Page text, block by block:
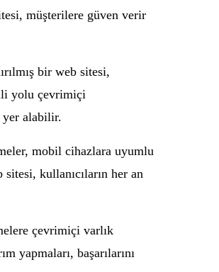
müşterilere güven verir
bir web sitesi,
yolu çevrimiçi
yer alabilir.
mobil cihazlara uyumlu
kullanıcıların her an
çevrimiçi varlık
yapmaları, başarılarını